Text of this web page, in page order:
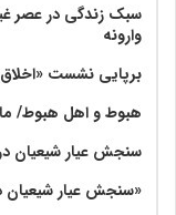
سبک زندگی در عصر
وارونه
برپایی نشست «اخلاق
هبوط و اهل هبوط/
سنجش عیار شیعیان
«سنجش عیار شیعیان